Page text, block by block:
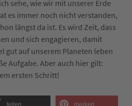
sehe, wie wir mit unserer Erde
es immer noch nicht verstanden,
längst da ist. Es wird Zeit, dass
und sich engagieren, damit
gut auf unserem Planeten leben
Aufgabe. Aber auch hier gilt:
ersten Schritt!